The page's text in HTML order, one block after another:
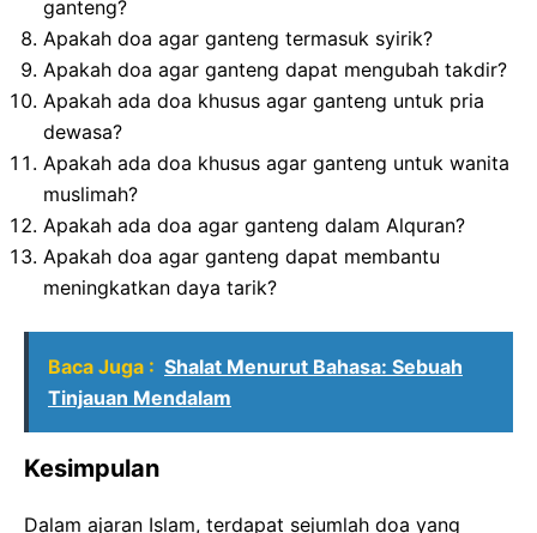
ganteng?
Apakah doa agar ganteng termasuk syirik?
Apakah doa agar ganteng dapat mengubah takdir?
Apakah ada doa khusus agar ganteng untuk pria
dewasa?
Apakah ada doa khusus agar ganteng untuk wanita
muslimah?
Apakah ada doa agar ganteng dalam Alquran?
Apakah doa agar ganteng dapat membantu
meningkatkan daya tarik?
Baca Juga : Shalat Menurut Bahasa: Sebuah
Tinjauan Mendalam
Kesimpulan
Dalam ajaran Islam, terdapat sejumlah doa yang